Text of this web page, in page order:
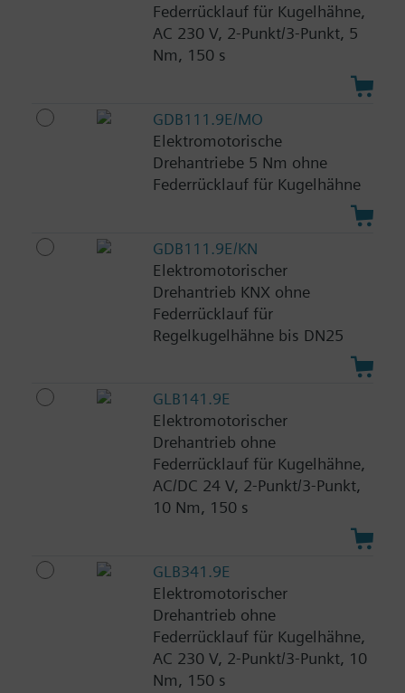
Federrücklauf für Kugelhähne,
AC 230 V, 2-Punkt/3-Punkt, 5
Nm, 150 s
GDB111.9E/MO
Elektromotorische
Drehantriebe 5 Nm ohne
Federrücklauf für Kugelhähne
GDB111.9E/KN
Elektromotorischer
Drehantrieb KNX ohne
Federrücklauf für
Regelkugelhähne bis DN25
GLB141.9E
Elektromotorischer
Drehantrieb ohne
Federrücklauf für Kugelhähne,
AC/DC 24 V, 2-Punkt/3-Punkt,
10 Nm, 150 s
GLB341.9E
Elektromotorischer
Drehantrieb ohne
Federrücklauf für Kugelhähne,
AC 230 V, 2-Punkt/3-Punkt, 10
Nm, 150 s